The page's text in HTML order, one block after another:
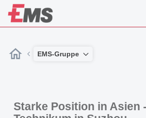
EMS-Gruppe
Starke Position in Asien